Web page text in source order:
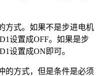
方式。如果不是步进电机
设置成OFF。如果是步
设置成ON即可。
的方式，但是条件是必须